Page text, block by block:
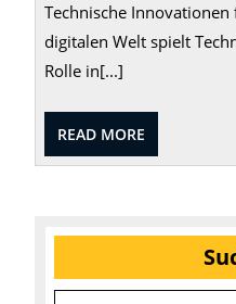
Technische
digitalen Welt spielt
Rolle in[...]
READ MORE
MORE